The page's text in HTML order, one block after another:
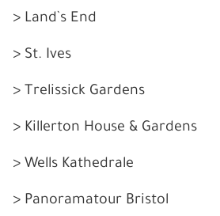
> Land`s End
> St. Ives
> Trelissick Gardens
> Killerton House & Gardens
> Wells Kathedrale
> Panoramatour Bristol